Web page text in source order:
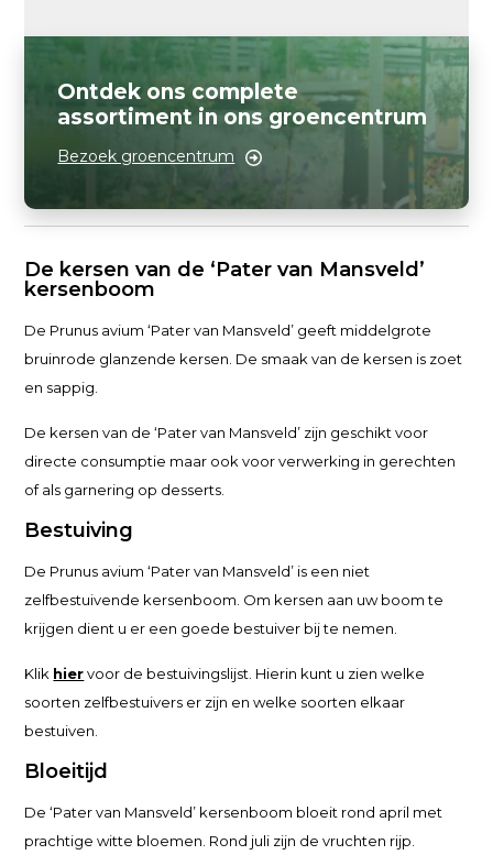
Ontdek ons complete
assortiment in ons groencentrum
Bezoek groencentrum
De kersen van de ‘Pater van Mansveld’
kersenboom
De Prunus avium ‘Pater van Mansveld’ geeft middelgrote
bruinrode glanzende kersen. De smaak van de kersen is zoet
en sappig.
De kersen van de ‘Pater van Mansveld’ zijn geschikt voor
directe consumptie maar ook voor verwerking in gerechten
of als garnering op desserts.
Bestuiving
De Prunus avium ‘Pater van Mansveld’ is een niet
zelfbestuivende kersenboom. Om kersen aan uw boom te
krijgen dient u er een goede bestuiver bij te nemen.
Klik hiervoor de bestuivingslijst. Hierin kunt u zien welke
soorten zelfbestuivers er zijn en welke soorten elkaar
bestuiven.
Bloeitijd
De ‘Pater van Mansveld’ kersenboom bloeit rond april met
prachtige witte bloemen. Rond juli zijn de vruchten rijp.